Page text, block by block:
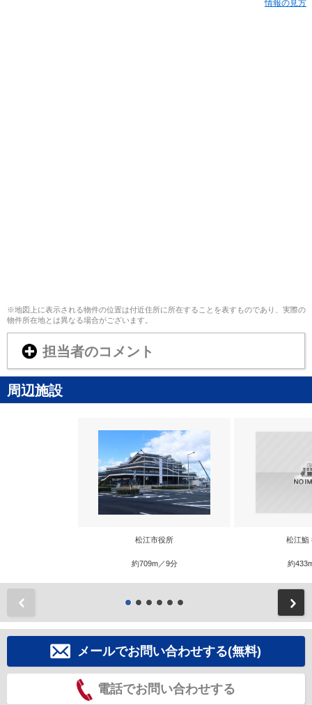
情報の見方
※地図上に表示される物件の位置は付近住所に所在することを表すものであり、実際の
物件所在地とは異なる場合がございます。
担当者のコメント
周辺施設
松江市役所
約709m／9分
松江鮨
約
メールでお問い合わせする(無料)
電話でお問い合わせする